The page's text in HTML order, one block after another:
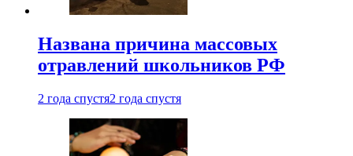
Названа причина массовых
отравлений школьников РФ
2 года спустя2 года спустя